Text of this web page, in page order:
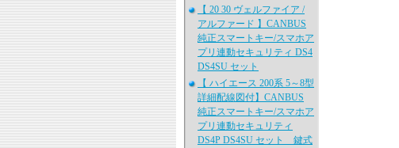
【 20 30 ヴェルファイア /
アルファード 】CANBUS
純正スマートキー/スマホア
プリ連動セキュリティ DS4
DS4SU セット
【 ハイエース 200系 5～8型
詳細配線図付】CANBUS
純正スマートキー/スマホア
プリ連動セキュリティ
DS4P DS4SU セット 鍵式